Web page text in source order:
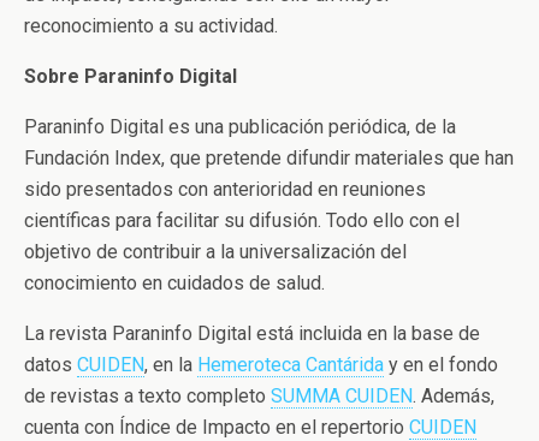
reconocimiento a su actividad.
Sobre Paraninfo Digital
Paraninfo Digital es una publicación periódica, de la
Fundación Index, que pretende difundir materiales que han
sido presentados con anterioridad en reuniones
científicas para facilitar su difusión. Todo ello con el
objetivo de contribuir a la universalización del
conocimiento en cuidados de salud.
La revista Paraninfo Digital está incluida en la base de
datos CUIDEN, en la Hemeroteca Cantárida y en el fondo
de revistas a texto completo SUMMA CUIDEN. Además,
cuenta con Índice de Impacto en el repertorio CUIDEN